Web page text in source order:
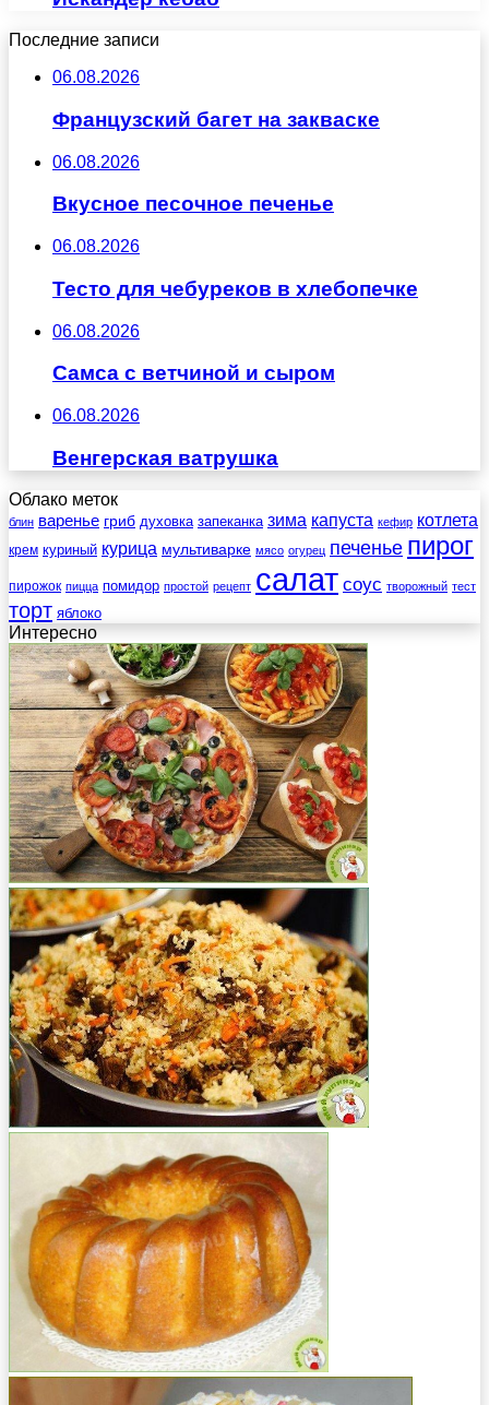
Последние записи
06.08.2026
Французский багет на закваске
06.08.2026
Вкусное песочное печенье
06.08.2026
Тесто для чебуреков в хлебопечке
06.08.2026
Самса с ветчиной и сыром
06.08.2026
Венгерская ватрушка
Облако меток
блин варенье гриб духовка запеканка зима капуста кефир котлета
крем куриный курица мультиварке мясо огурец печенье пирог
пирожок пицца помидор простой рецепт салат соус творожный тест
торт яблоко
Интересно